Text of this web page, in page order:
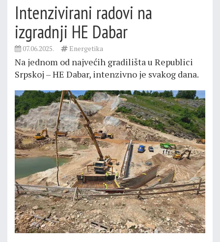
Intenzivirani radovi na
izgradnji HE Dabar
07.06.2025. Energetika
Na jednom od najvećih gradilišta u Republici
Srpskoj – HE Dabar, intenzivno je svakog dana.